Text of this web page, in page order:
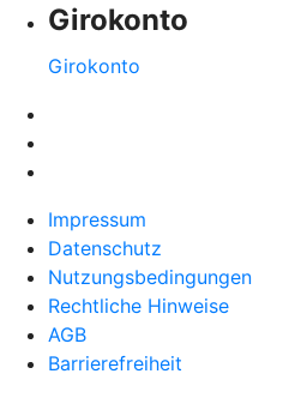
Girokonto
Girokonto
Impressum
Datenschutz
Nutzungsbedingungen
Rechtliche Hinweise
AGB
Barrierefreiheit